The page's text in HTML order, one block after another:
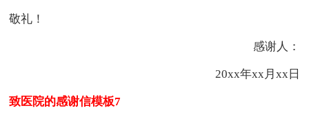
敬礼！
感谢人：
20xx年xx月xx日
致医院的感谢信模板7